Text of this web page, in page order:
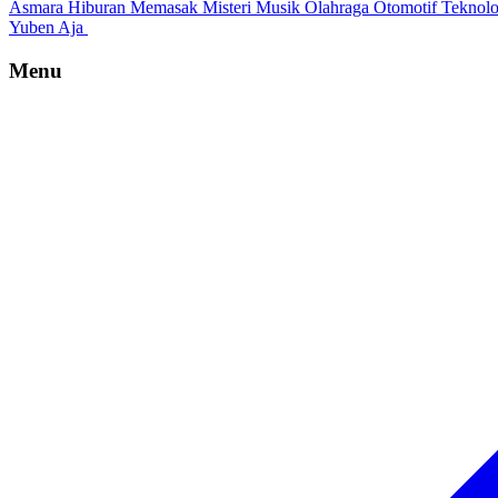
Asmara Hiburan Memasak Misteri Musik Olahraga Otomotif
Yuben Aja
Menu